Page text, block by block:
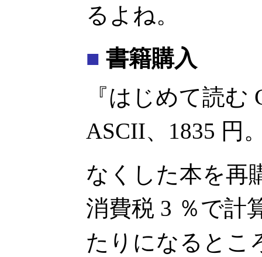
るよね。
■ 書籍購入
『はじめて読む
ASCII、1835 円
なくした本を再
消費税 3 ％で計
たりになるとこ